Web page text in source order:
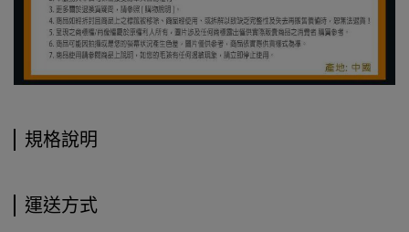
規格說明
運送方式